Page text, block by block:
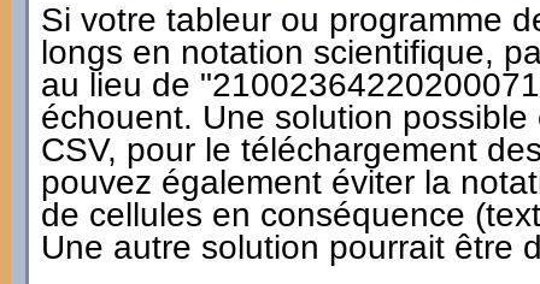
Si votre tableur ou programme
longs en notation scientifique,
au lieu de
échouent. Une solution
CSV, pour le téléchargement
pouvez également éviter la
de cellules en conséquence
Une autre solution pourrait être